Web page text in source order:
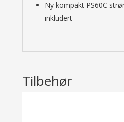
Ny kompakt PS60C
inkludert
Tilbehør